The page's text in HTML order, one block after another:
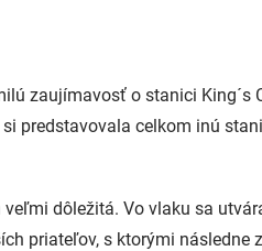
zaujímavosť o stanici
predstavovala celkom inú
dôležitá. Vo vlaku sa
priateľov, s ktorými